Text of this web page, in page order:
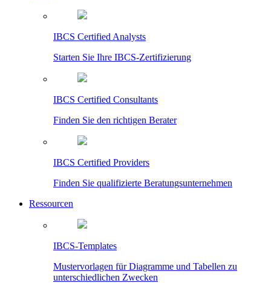
IBCS Certified Analysts
Starten Sie Ihre IBCS-Zertifizierung
IBCS Certified Consultants
Finden Sie den richtigen Berater
IBCS Certified Providers
Finden Sie qualifizierte Beratungsunternehmen
Ressourcen
IBCS-Templates
Mustervorlagen für Diagramme und Tabellen zu
unterschiedlichen Zwecken